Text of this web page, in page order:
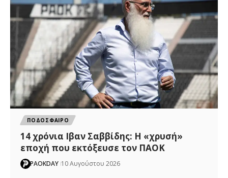
ΠΟΔΟΣΦΑΙΡΟ
14 χρόνια Ιβαν Σαββίδης: Η «χρυσή»
εποχή που εκτόξευσε τον ΠΑΟΚ
PAOKDAY 10 Αυγούστου 2026